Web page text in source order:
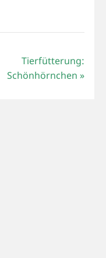
Tierfütterung:
Schönhörnchen»